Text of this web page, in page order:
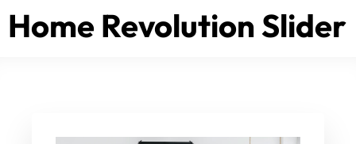
Home Revolution Slider